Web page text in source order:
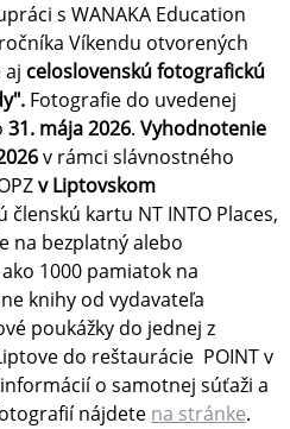
s WANAKA Education
Víkendu otvorených
aj celoslovenskú fotografickú
Fotografie do uvedenej
31. mája 2026. Vyhodnotenie
v rámci slávnostného
v Liptovskom
členskú kartu NT INTO Places,
na bezplatný alebo
1000 pamiatok na
knihy od vydavateľa
poukážky do jednej z
do reštaurácie POINT v
o samotnej súťaži a
nájdete na stránke.